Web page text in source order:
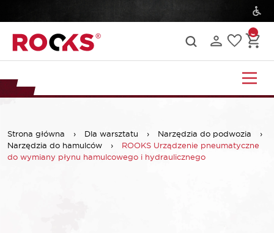
Strona główna › Dla warsztatu › Narzędzia do podwozia
›
Narzędzia do hamulców
›
ROOKS Urządzenie pneumatyczne
do wymiany płynu hamulcowego i hydraulicznego